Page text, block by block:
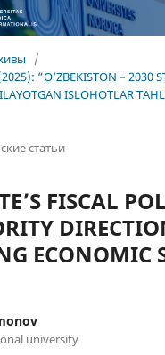
/
“O‘ZBEKISTON – 2030
ISLOHOTLAR
статьи
FISCAL
ECONOMIC
university